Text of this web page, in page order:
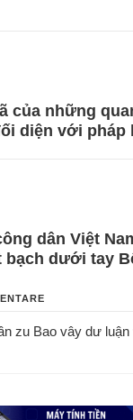
của những
diện với pháp
dân Việt
bạch dưới tay
zu Bao vây dư